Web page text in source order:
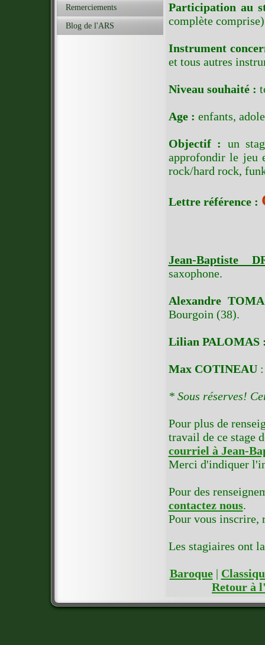
Remerciements
Blog de l'ARS
Participation au
complète comprise)
Instrument
et tous autres
Niveau souhaité :
Age : enfants,
Objectif : un
approfondir le jeu
rock/hard rock,
Lettre référence :
Jean-Baptiste
saxophone.
Alexandre
Bourgoin (38).
Lilian PALOMAS
Max COTINEAU
* Sous réserves!
Pour plus de
travail de ce stage
courriel à Jean-
Merci d'indiquer
Pour des
contactez nous.
Pour vous inscrire,
Les stagiaires ont
Baroque|
Retour à